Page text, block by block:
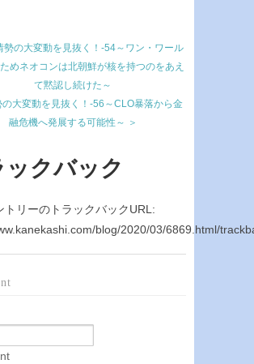
勢の大変動を見抜く！-54～ワン・ワール
めネオコンは北朝鮮が核を持つのをあえ
て黙認し続けた～
の大変動を見抜く！-56～CLO暴落から金
融危機へ発展する可能性～ ＞
ックバック
トリーのトラックバックURL:
blog/2020/03/6869.html/